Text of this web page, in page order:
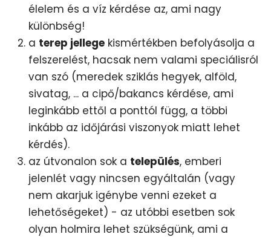
élelem és a víz kérdése az, ami nagy
különbség!
a terep jellege kismértékben befolyásolja a
felszerelést, hacsak nem valami speciálisról
van szó (meredek sziklás hegyek, alföld,
sivatag, ... a cipő/bakancs kérdése, ami
leginkább ettől a ponttól függ, a többi
inkább az időjárási viszonyok miatt lehet
kérdés).
az útvonalon sok a település, emberi
jelenlét vagy nincsen egyáltalán (vagy
nem akarjuk igénybe venni ezeket a
lehetőségeket) - az utóbbi esetben sok
olyan holmira lehet szükségünk, ami a